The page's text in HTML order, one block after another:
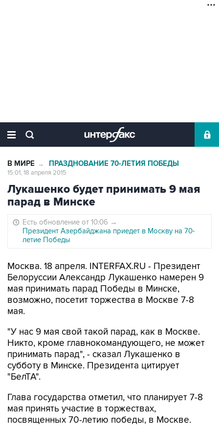
В МИРЕ → ПРАЗДНОВАНИЕ 70-ЛЕТИЯ ПОБЕДЫ
15:01, 18 апреля 2015
Лукашенко будет принимать 9 мая
парад в Минске
Есть обновление от 10:06 →
Президент Азербайджана приедет в Москву на 70-
летие Победы
Москва. 18 апреля. INTERFAX.RU - Президент
Белоруссии Александр Лукашенко намерен 9
мая принимать парад Победы в Минске,
возможно, посетит торжества в Москве 7-8
мая.
"У нас 9 мая свой такой парад, как в Москве.
Никто, кроме главнокомандующего, не может
принимать парад", - сказал Лукашенко в
субботу в Минске. Президента цитирует
"БелТА".
Глава государства отметил, что планирует 7-8
мая принять участие в торжествах,
посвященных 70-летию победы, в Москве.